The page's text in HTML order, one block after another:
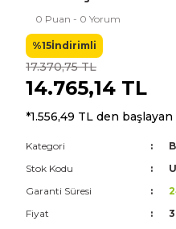
0 Puan - 0 Yorum
%15İndirimli
17.370,75 TL
14.765,14 TL
*1.556,49 TL den
Kategori
Stok Kodu
Garanti Süresi
Fiyat